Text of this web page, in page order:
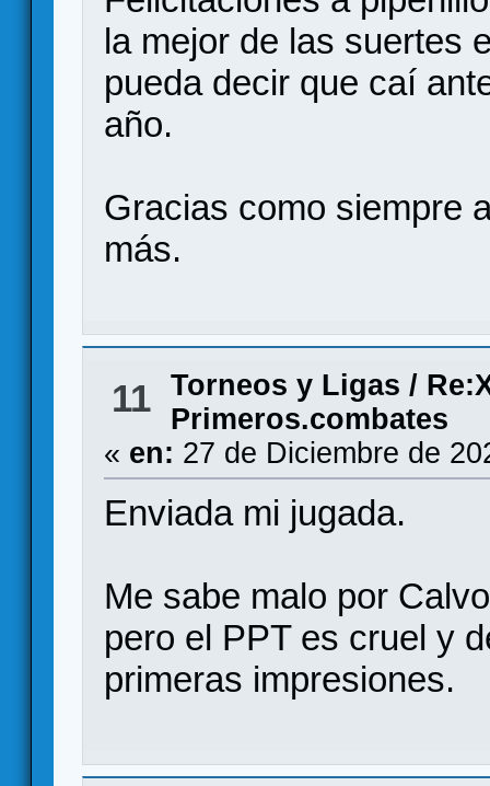
la mejor de las suertes
pueda decir que caí
año.
Gracias como siempre
más.
11 Torneos y Ligas /
Primeros.combates
« en: 27 de Diciembre de
Enviada mi jugada.
Me sabe malo por
pero el PPT es cruel y
primeras impresiones.